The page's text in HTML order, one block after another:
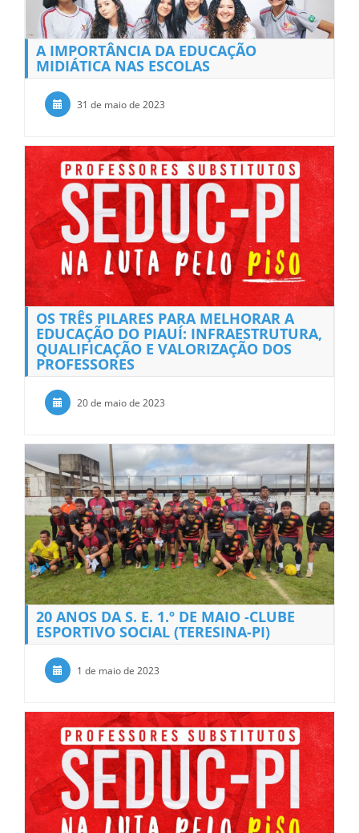
A IMPORTÂNCIA DA EDUCAÇÃO
MIDIÁTICA NAS ESCOLAS
31 de maio de 2023
OS TRÊS PILARES PARA MELHORAR A
EDUCAÇÃO DO PIAUÍ: INFRAESTRUTURA,
QUALIFICAÇÃO E VALORIZAÇÃO DOS
PROFESSORES
20 de maio de 2023
20 ANOS DA S. E. 1.º DE MAIO -CLUBE
ESPORTIVO SOCIAL (TERESINA-PI)
1 de maio de 2023